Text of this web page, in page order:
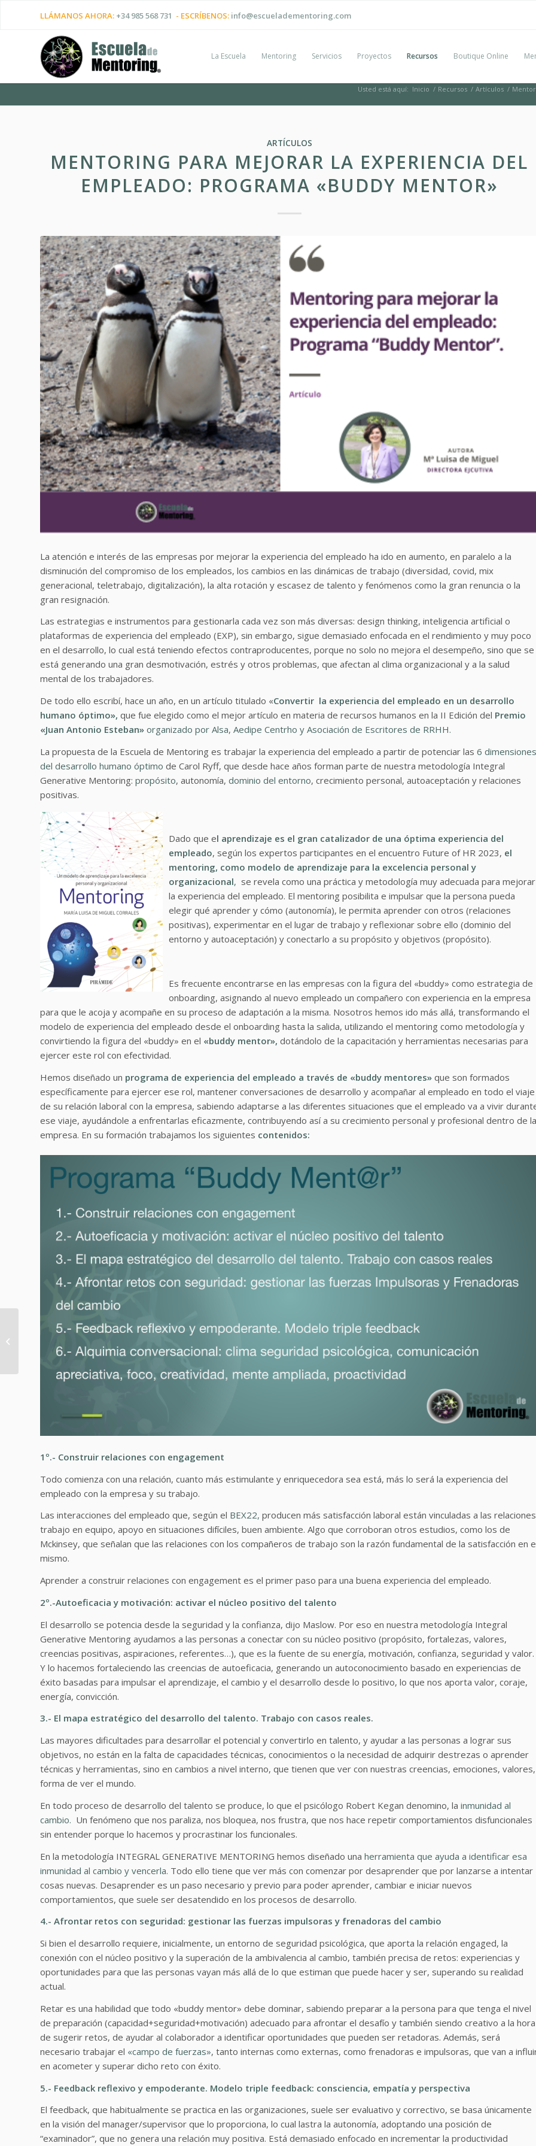
LLÁMANOS AHORA: +34 985 568 731 - ESCRÍBENOS: info@escueladementoring.com
La Escuela Mentoring Servicios Proyectos Recursos Boutique Online
Usted está aquí: Inicio / Recursos / Artículos /
ARTÍCULOS
MENTORING PARA MEJORAR LA EXPERIENCIA DEL
EMPLEADO: PROGRAMA «BUDDY MENTOR»
La atención e interés de las empresas por mejorar la experiencia del empleado ha ido en aumento, en paralelo a la
disminución del compromiso de los empleados, los cambios en las dinámicas de trabajo (diversidad, covid, mix
generacional, teletrabajo, digitalización), la alta rotación y escasez de talento y fenómenos como la gran renuncia o la
gran resignación.
Las estrategias e instrumentos para gestionarla cada vez son más diversas: design thinking, inteligencia artificial o
plataformas de experiencia del empleado (EXP), sin embargo, sigue demasiado enfocada en el rendimiento y muy poco
en el desarrollo, lo cual está teniendo efectos contraproducentes, porque no solo no mejora el desempeño, sino que se
está generando una gran desmotivación, estrés y otros problemas, que afectan al clima organizacional y a la salud
mental de los trabajadores.
De todo ello escribí, hace un año, en un artículo titulado «Convertir la experiencia del empleado en un desarrollo
humano óptimo», que fue elegido como el mejor artículo en materia de recursos humanos en la II Edición del Premio
«Juan Antonio Esteban» organizado por Alsa, Aedipe Centrho y Asociación de Escritores de RRHH.
La propuesta de la Escuela de Mentoring es trabajar la experiencia del empleado a partir de potenciar las 6 dimensiones
del desarrollo humano óptimo de Carol Ryff, que desde hace años forman parte de nuestra metodología Integral
Generative Mentoring: propósito, autonomía, dominio del entorno, crecimiento personal, autoaceptación y relaciones
positivas.
Dado que el aprendizaje es el gran catalizador de una óptima experiencia del
empleado, según los expertos participantes en el encuentro Future of HR 2023, el
mentoring, como modelo de aprendizaje para la excelencia personal y
organizacional, se revela como una práctica y metodología muy adecuada para mejorar
la experiencia del empleado. El mentoring posibilita e impulsar que la persona pueda
elegir qué aprender y cómo (autonomía), le permita aprender con otros (relaciones
positivas), experimentar en el lugar de trabajo y reflexionar sobre ello (dominio del
entorno y autoaceptación) y conectarlo a su propósito y objetivos (propósito).
Es frecuente encontrarse en las empresas con la figura del «buddy» como estrategia de
onboarding, asignando al nuevo empleado un compañero con experiencia en la empresa
para que le acoja y acompañe en su proceso de adaptación a la misma. Nosotros hemos ido más allá, transformando el
modelo de experiencia del empleado desde el onboarding hasta la salida, utilizando el mentoring como metodología y
convirtiendo la figura del «buddy» en el «buddy mentor», dotándolo de la capacitación y herramientas necesarias para
ejercer este rol con efectividad.
Hemos diseñado un programa de experiencia del empleado a través de «buddy mentores» que son formados
específicamente para ejercer ese rol, mantener conversaciones de desarrollo y acompañar al empleado en todo el viaje
de su relación laboral con la empresa, sabiendo adaptarse a las diferentes situaciones que el empleado va a vivir
ese viaje, ayudándole a enfrentarlas eficazmente, contribuyendo así a su crecimiento personal y profesional dentro de la
empresa. En su formación trabajamos los siguientes contenidos:
1º.- Construir relaciones con engagement
Todo comienza con una relación, cuanto más estimulante y enriquecedora sea está, más lo será la experiencia del
empleado con la empresa y su trabajo.
Las interacciones del empleado que, según el BEX22, producen más satisfacción laboral están vinculadas a las
trabajo en equipo, apoyo en situaciones difíciles, buen ambiente. Algo que corroboran otros estudios, como los de
Mckinsey, que señalan que las relaciones con los compañeros de trabajo son la razón fundamental de la satisfacción en
mismo.
Aprender a construir relaciones con engagement es el primer paso para una buena experiencia del empleado.
2º.-Autoeficacia y motivación: activar el núcleo positivo del talento
El desarrollo se potencia desde la seguridad y la confianza, dijo Maslow. Por eso en nuestra metodología Integral
Generative Mentoring ayudamos a las personas a conectar con su núcleo positivo (propósito, fortalezas, valores,
creencias positivas, aspiraciones, referentes…), que es la fuente de su energía, motivación, confianza, seguridad y valor.
Y lo hacemos fortaleciendo las creencias de autoeficacia, generando un autoconocimiento basado en experiencias de
éxito basadas para impulsar el aprendizaje, el cambio y el desarrollo desde lo positivo, lo que nos aporta valor, coraje,
energía, convicción.
3.- El mapa estratégico del desarrollo del talento. Trabajo con casos reales.
Las mayores dificultades para desarrollar el potencial y convertirlo en talento, y ayudar a las personas a lograr sus
objetivos, no están en la falta de capacidades técnicas, conocimientos o la necesidad de adquirir destrezas o aprender
técnicas y herramientas, sino en cambios a nivel interno, que tienen que ver con nuestras creencias, emociones, valores,
forma de ver el mundo.
En todo proceso de desarrollo del talento se produce, lo que el psicólogo Robert Kegan denomino, la inmunidad al
cambio. Un fenómeno que nos paraliza, nos bloquea, nos frustra, que nos hace repetir comportamientos disfuncionales
sin entender porque lo hacemos y procrastinar los funcionales.
En la metodología INTEGRAL GENERATIVE MENTORING hemos diseñado una herramienta que ayuda a identificar esa
inmunidad al cambio y vencerla. Todo ello tiene que ver más con comenzar por desaprender que por lanzarse a intentar
cosas nuevas. Desaprender es un paso necesario y previo para poder aprender, cambiar e iniciar nuevos
comportamientos, que suele ser desatendido en los procesos de desarrollo.
4.- Afrontar retos con seguridad: gestionar las fuerzas impulsoras y frenadoras del cambio
Si bien el desarrollo requiere, inicialmente, un entorno de seguridad psicológica, que aporta la relación engaged, la
conexión con el núcleo positivo y la superación de la ambivalencia al cambio, también precisa de retos: experiencias y
oportunidades para que las personas vayan más allá de lo que estiman que puede hacer y ser, superando su realidad
actual.
Retar es una habilidad que todo «buddy mentor» debe dominar, sabiendo preparar a la persona para que tenga el nivel
de preparación (capacidad+seguridad+motivación) adecuado para afrontar el desafío y también siendo creativo a la hora
de sugerir retos, de ayudar al colaborador a identificar oportunidades que pueden ser retadoras. Además, será
necesario trabajar el «campo de fuerzas», tanto internas como externas, como frenadoras e impulsoras, que van a
en acometer y superar dicho reto con éxito.
5.- Feedback reflexivo y empoderante. Modelo triple feedback: consciencia, empatía y perspectiva
El feedback, que habitualmente se practica en las organizaciones, suele ser evaluativo y correctivo, se basa únicamente
en la visión del manager/supervisor que lo proporciona, lo cual lastra la autonomía, adoptando una posición de
“examinador”, que no genera una relación muy positiva. Está demasiado enfocado en incrementar la productividad
Mentoring, desarrollar